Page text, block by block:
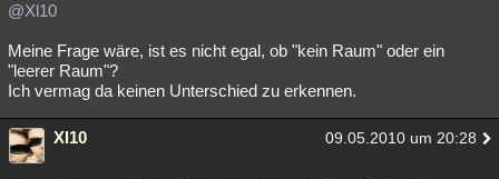
@Xl10
Meine Frage wäre, ist es nicht egal, ob "kein Raum" oder ein
"leerer Raum"?
Ich vermag da keinen Unterschied zu erkennen.
Xl10 09.05.2010 um 20:28